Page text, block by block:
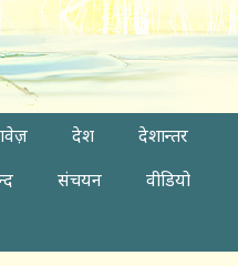
देश
देशान्तर
संचयन
वीडियो